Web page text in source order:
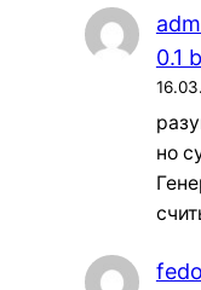
0.1
но